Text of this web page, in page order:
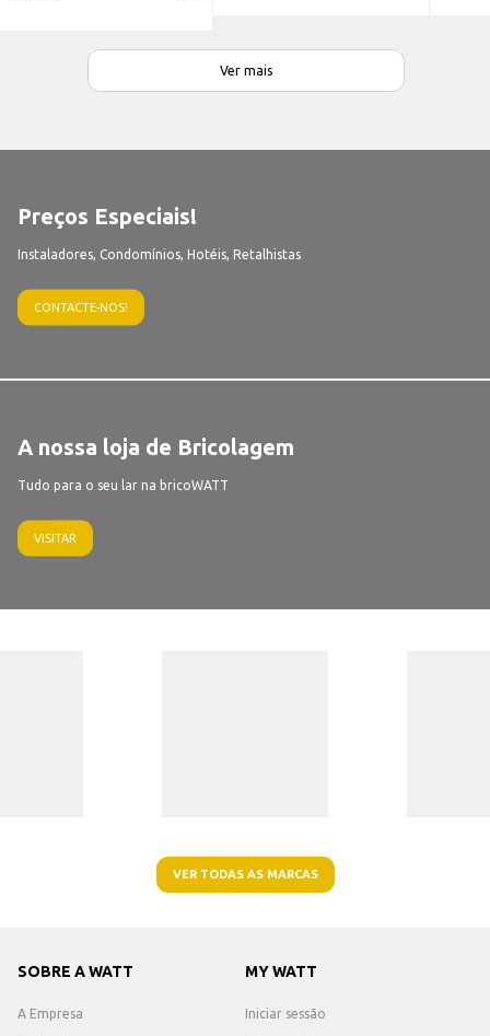
Ver mais
Preços Especiais!
Instaladores, Condomínios, Hotéis, Retalhistas
CONTACTE-NOS!
A nossa loja de Bricolagem
Tudo para o seu lar na bricoWATT
VISITAR
VER TODAS AS MARCAS
SOBRE A WATT
A Empresa
MY WATT
Iniciar sessão